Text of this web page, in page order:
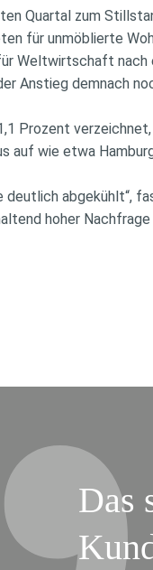
Quartal zum
für unmöblierte
Weltwirtschaft nach
Anstieg demnach
Prozent
auf wie etwa
deutlich abgekühlt“,
hoher Nachfrage
Das